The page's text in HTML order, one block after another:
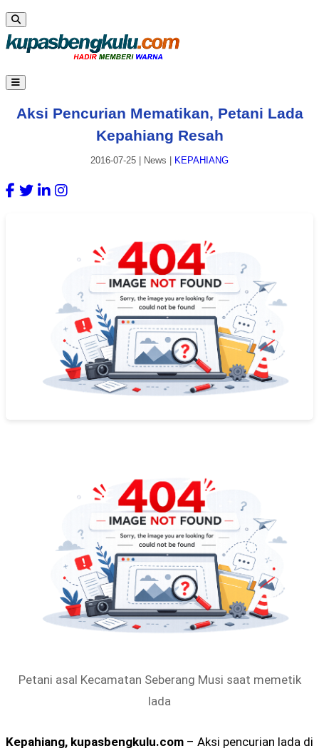
Aksi Pencurian Mematikan, Petani Lada
Kepahiang Resah
2016-07-25 News KEPAHIANG
Petani asal Kecamatan Seberang Musi saat memetik
lada
Kepahiang, kupasbengkulu.com – Aksi pencurian lada di